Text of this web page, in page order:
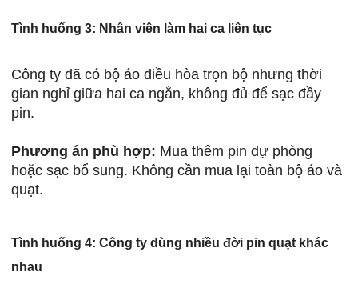
Tình huống 3: Nhân viên làm hai ca liên tục
Công ty đã có bộ áo điều hòa trọn bộ nhưng thời
gian nghỉ giữa hai ca ngắn, không đủ để sạc đầy
pin.
Phương án phù hợp: Mua thêm pin dự phòng
hoặc sạc bổ sung. Không cần mua lại toàn bộ áo và
quạt.
Tình huống 4: Công ty dùng nhiều đời pin quạt khác
nhau